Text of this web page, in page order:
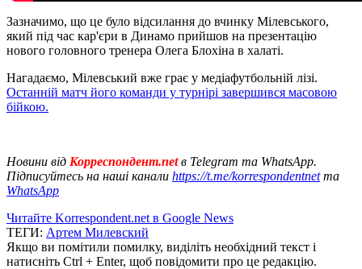
Зазначимо, що це було відсилання до вчинку Мілевського,
який під час кар'єри в Динамо прийшов на презентацію
нового головного тренера Олега Блохіна в халаті.
Нагадаємо, Мілевський вже грає у медіафутбольній лізі.
Останній матч його команди у турнірі завершився масовою
бійкою.
Новини від Корреспондент.netв Telegram та WhatsApp.
Підписуйтесь на наші канали https://t.me/korrespondentnetта
WhatsApp
Читайте Korrespondent.net в Google News
ТЕГИ: Артем Милевский
Якщо ви помітили помилку, виділіть необхідний текст і
натисніть Ctrl + Enter, щоб повідомити про це редакцію.